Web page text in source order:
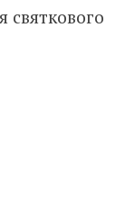
святкового